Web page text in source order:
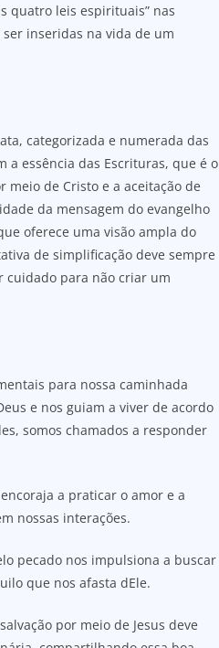
quatro leis espirituais” nas
inseridas na vida de um
categorizada e numerada das
a essência das Escrituras, que é o
meio de Cristo e a aceitação de
da mensagem do evangelho
oferece uma visão ampla do
de simplificação deve sempre
cuidado para não criar um
para nossa caminhada
e nos guiam a viver de acordo
somos chamados a responder
a praticar o amor e a
nossas interações.
pecado nos impulsiona a buscar
que nos afasta dEle.
por meio de Jesus deve